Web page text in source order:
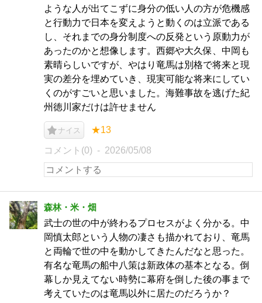
ような人が出てこずに身分の低い人の方が危機感
と行動力で日本を変えようと動くのは立派である
し、それまでの身分制度への反発という原動力が
あったのかと想像します。西郷や大久保、中岡も
素晴らしいですが、やはり竜馬は別格で将来と現
実の差分を埋めていき、現実可能な将来にしてい
くのがすごいと思いました。海難事故を逃げた紀
州徳川家だけは許せません
ナイス ★13
コメント(0) 2026/05/08
森林・米・畑
武士の世の中が終わるプロセスがよく分かる。中
岡慎太郎という人物の凄さも描かれており、竜馬
と両輪で世の中を動かしてきたんだなと思った。
有名な竜馬の船中八策は新政体の基本となる。倒
幕しか見えてない時勢に幕府を倒した後の事まで
考えていたのは竜馬以外に居たのだろうか？